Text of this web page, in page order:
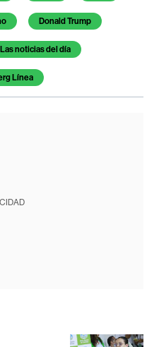
Donald Trump
Las noticias del día
Línea